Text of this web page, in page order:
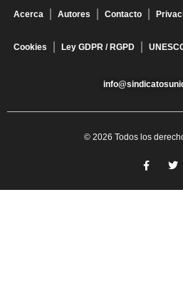
Acerca Autores Contacto
Cookies Ley GDPR / RGPD
© 2026 Todos los